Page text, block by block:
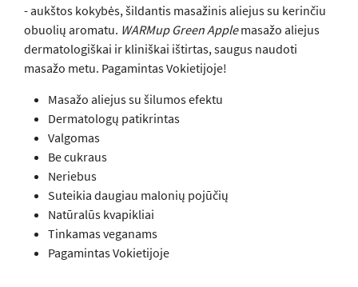
- aukštos kokybės, šildantis masažinis aliejus su kerinčiu
obuolių aromatu. WARMup Green Applemasažo aliejus
dermatologiškai ir kliniškai ištirtas, saugus naudoti
masažo metu. Pagamintas Vokietijoje!
Masažo aliejus su šilumos efektu
Dermatologų patikrintas
Valgomas
Be cukraus
Neriebus
Suteikia daugiau malonių pojūčių
Natūralūs kvapikliai
Tinkamas veganams
Pagamintas Vokietijoje